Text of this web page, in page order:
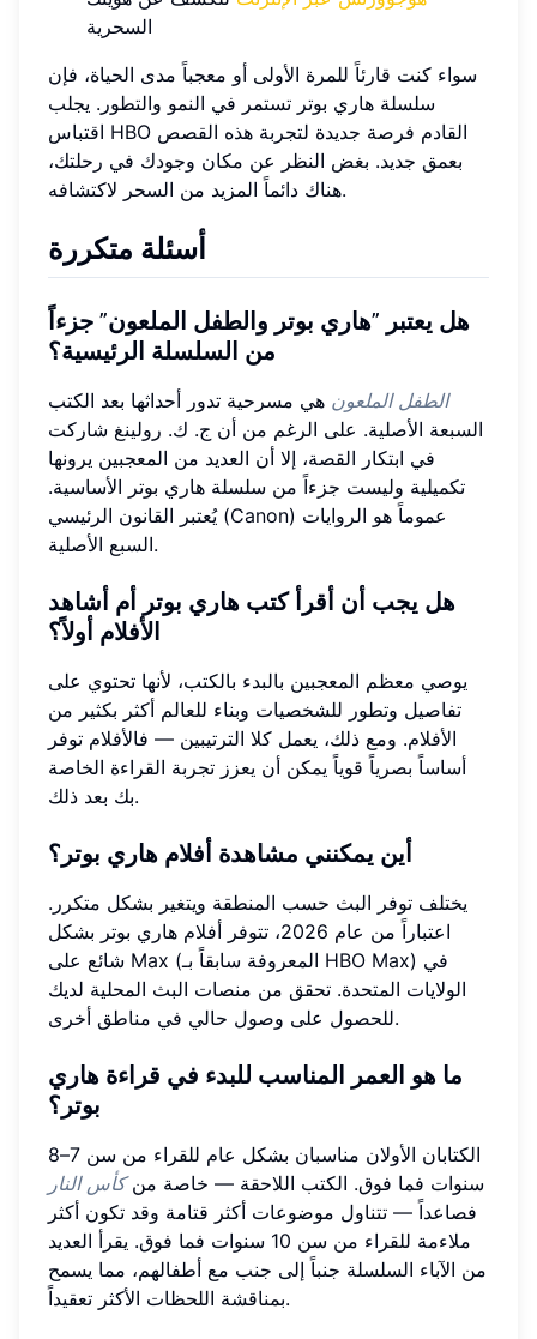
السحرية
سواء كنت قارئاً للمرة الأولى أو معجباً مدى الحياة، فإن
سلسلة هاري بوتر تستمر في النمو والتطور. يجلب
اقتباس HBO القادم فرصة جديدة لتجربة هذه القصص
بعمق جديد. بغض النظر عن مكان وجودك في رحلتك،
هناك دائماً المزيد من السحر لاكتشافه.
أسئلة متكررة
هل يعتبر "هاري بوتر والطفل الملعون" جزءاً
من السلسلة الرئيسية؟
الطفل الملعون هي مسرحية تدور أحداثها بعد الكتب
السبعة الأصلية. على الرغم من أن ج. ك. رولينغ شاركت
في ابتكار القصة، إلا أن العديد من المعجبين يرونها
تكميلية وليست جزءاً من سلسلة هاري بوتر الأساسية.
يُعتبر القانون الرئيسي (Canon) عموماً هو الروايات
السبع الأصلية.
هل يجب أن أقرأ كتب هاري بوتر أم أشاهد
الأفلام أولاً؟
يوصي معظم المعجبين بالبدء بالكتب، لأنها تحتوي على
تفاصيل وتطور للشخصيات وبناء للعالم أكثر بكثير من
الأفلام. ومع ذلك، يعمل كلا الترتيبين — فالأفلام توفر
أساساً بصرياً قوياً يمكن أن يعزز تجربة القراءة الخاصة
بك بعد ذلك.
أين يمكنني مشاهدة أفلام هاري بوتر؟
يختلف توفر البث حسب المنطقة ويتغير بشكل متكرر.
اعتباراً من عام 2026، تتوفر أفلام هاري بوتر بشكل
شائع على Max (المعروفة سابقاً بـ HBO Max) في
الولايات المتحدة. تحقق من منصات البث المحلية لديك
للحصول على وصول حالي في مناطق أخرى.
ما هو العمر المناسب للبدء في قراءة هاري
بوتر؟
الكتابان الأولان مناسبان بشكل عام للقراء من سن 7–8
سنوات فما فوق. الكتب اللاحقة — خاصة منكأس النار
فصاعداً — تتناول موضوعات أكثر قتامة وقد تكون أكثر
ملاءمة للقراء من سن 10 سنوات فما فوق. يقرأ العديد
من الآباء السلسلة جنباً إلى جنب مع أطفالهم، مما يسمح
بمناقشة اللحظات الأكثر تعقيداً.